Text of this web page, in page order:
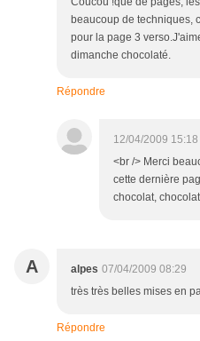
beaucoup de techniques,
pour la page 3
dimanche chocolaté.
Répondre
12/04/2009 15:18
<br /> Merci
cette dernière
chocolat,
A alpes 07/04/2009 08:29
très très belles mises en
Répondre